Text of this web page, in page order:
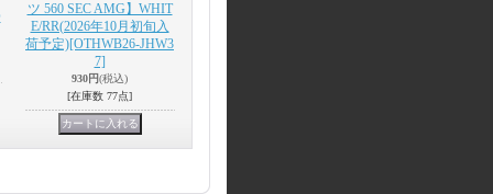
ツ 560 SEC AMG】WHIT
E/RR(2026年10月初旬入
荷予定)[OTHWB26-JHW3
7]
930円(税込)
[在庫数 77点]